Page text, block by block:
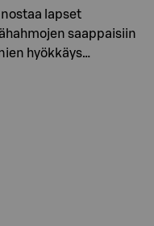
lapset
saappaisiin
hyökkäys…